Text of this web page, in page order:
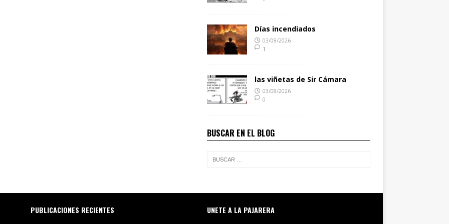
Días incendiados
03/08/2026
1
las viñetas de Sir Cámara
03/08/2026
0
BUSCAR EN EL BLOG
PUBLICACIONES RECIENTES UNETE A LA PAJARERA